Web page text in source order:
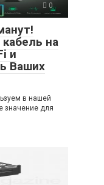
0
на
и
Ваших
в нашей
значение для